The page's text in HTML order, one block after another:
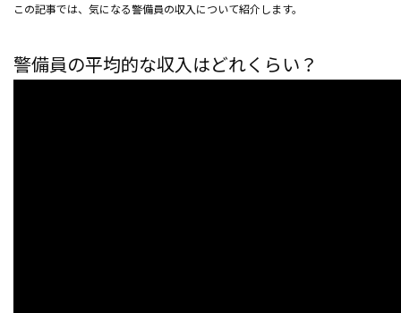
この記事では、気になる警備員の収入について紹介します。
警備員の平均的な収入はどれくらい？